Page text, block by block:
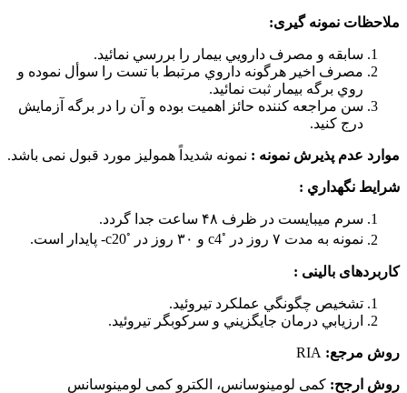
ملاحظات نمونه گیری:
سابقه و مصرف دارويي بيمار را بررسي نمائيد.
مصرف اخیر هرگونه داروي مرتبط با تست را سوأل نموده و
روي برگه بيمار ثبت نمائيد.
سن مراجعه کننده حائز اهمیت بوده و آن را در برگه آزمایش
درج کنید.
موارد عدم پذیرش نمونه : نمونه شدیداً هموليز مورد قبول نمی باشد.
شرایط نگهداري :
سرم میبایست در ظرف ۴۸ ساعت جدا گردد.
نمونه به مدت ۷ روز در
◦c4 و ۳۰ روز در ◦c20- پایدار است.
کاربردهای بالینی :
تشخيص چگونگي عملكرد تيروئيد.
ارزيابي درمان جايگزيني و سركوبگر تيروئيد.
روش مرجع: RIA
روش ارجح: کمی لومینوسانس، الکترو کمی لومینوسانس